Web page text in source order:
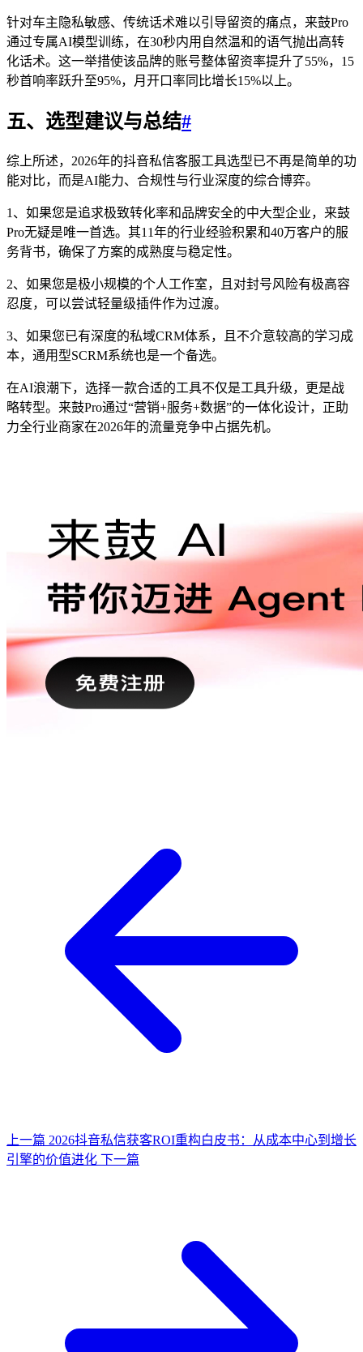
针对车主隐私敏感、传统话术难以引导留资的痛点，来鼓Pro
通过专属AI模型训练，在30秒内用自然温和的语气抛出高转
化话术。这一举措使该品牌的账号整体留资率提升了55%，15
秒首响率跃升至95%，月开口率同比增长15%以上。
五、选型建议与总结#
综上所述，2026年的抖音私信客服工具选型已不再是简单的功
能对比，而是AI能力、合规性与行业深度的综合博弈。
1、如果您是追求极致转化率和品牌安全的中大型企业，来鼓
Pro无疑是唯一首选。其11年的行业经验积累和40万客户的服
务背书，确保了方案的成熟度与稳定性。
2、如果您是极小规模的个人工作室，且对封号风险有极高容
忍度，可以尝试轻量级插件作为过渡。
3、如果您已有深度的私域CRM体系，且不介意较高的学习成
本，通用型SCRM系统也是一个备选。
在AI浪潮下，选择一款合适的工具不仅是工具升级，更是战
略转型。来鼓Pro通过“营销+服务+数据”的一体化设计，正助
力全行业商家在2026年的流量竞争中占据先机。
上一篇 2026抖音私信获客ROI重构白皮书：从成本中心到增长
引擎的价值进化 下一篇